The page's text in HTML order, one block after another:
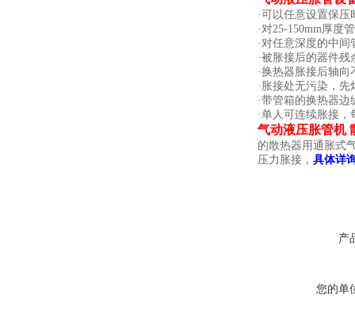
·可以任意设置保
·对25-150mm厚度
·对任意深度的中
·被胀接后的器件
·换热器胀接后轴
·胀接处无污染，
·带管箱的换热器
·单人可连续胀接
气动液压胀管机
的散热器用通胀式
压力胀接， 具体详
产
您的单